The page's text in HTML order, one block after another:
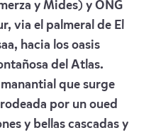
y Mides) y ONG
via el palmeral de El
hacia los oasis
del Atlas.
que surge
por un oued
y bellas cascadas y